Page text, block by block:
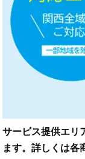
サービス提供エ
ます。詳しくは各